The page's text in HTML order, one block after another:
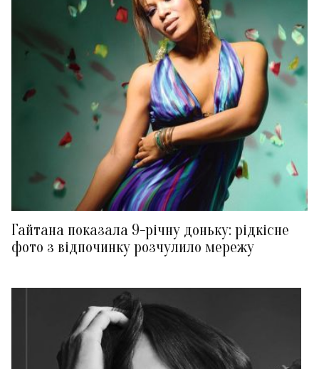
Гайтана показала 9-річну доньку: рідкісне
фото з відпочинку розчулило мережу